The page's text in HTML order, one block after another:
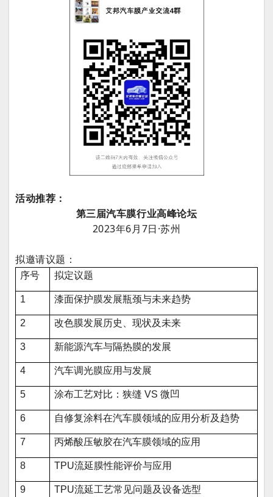
活动推荐：
第三届汽车膜行业高峰论坛
2023年6月7日·苏州
拟邀请议题：
序号 拟定议题
1 漆面保护膜发展瓶颈与未来趋势
2 改色膜发展历史、现状及未来
3 新能源汽车与隔热膜的发展
4 汽车调光膜应用与发展
5 涂布工艺对比：狭缝 VS 微凹
6 自修复涂料在汽车膜领域的应用分析及趋势
7 丙烯酸压敏胶在汽车膜领域的应用
8 TPU流延膜性能评价与应用
9 TPU流延工艺常见问题及设备选型